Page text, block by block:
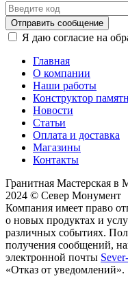
Отправить сообщение
Я даю согласие на
Главная
О компании
Наши работы
Конструктор
Новости
Статьи
Оплата и доставка
Магазины
Контакты
Гранитная Мастерская в
2024 © Север Монумент
Компания имеет право
о новых продуктах и
различных событиях.
получения сообщений,
электронной почты
«Отказ от уведомлений».